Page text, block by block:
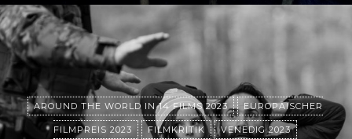
AROUND THE WORLD IN 14 FILMS 2023 EUROPÄISCHER
FILMPREIS 2023 FILMKRITIK VENEDIG 2023